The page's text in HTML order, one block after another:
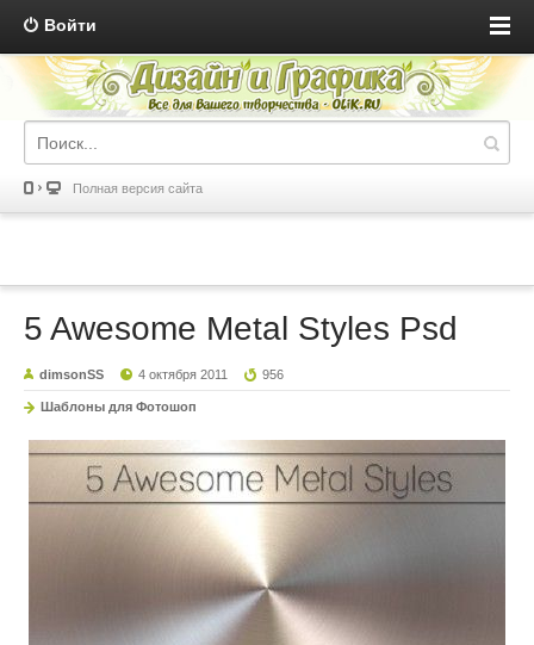
Войти
Полная версия сайта
5 Awesome Metal Styles Psd
dimsonSS 4 октября 2011 956
Шаблоны для Фотошоп